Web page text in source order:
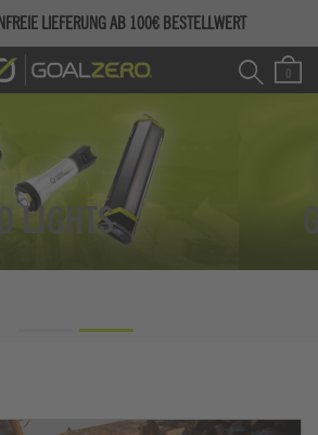
LIEFERUNG AB 100€ BESTELLWERT
REFRIGERATORS